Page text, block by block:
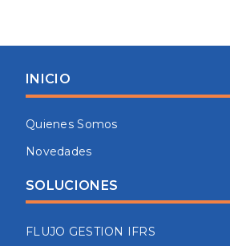
INICIO
Quienes Somos
Novedades
SOLUCIONES
FLUJO GESTION IFRS